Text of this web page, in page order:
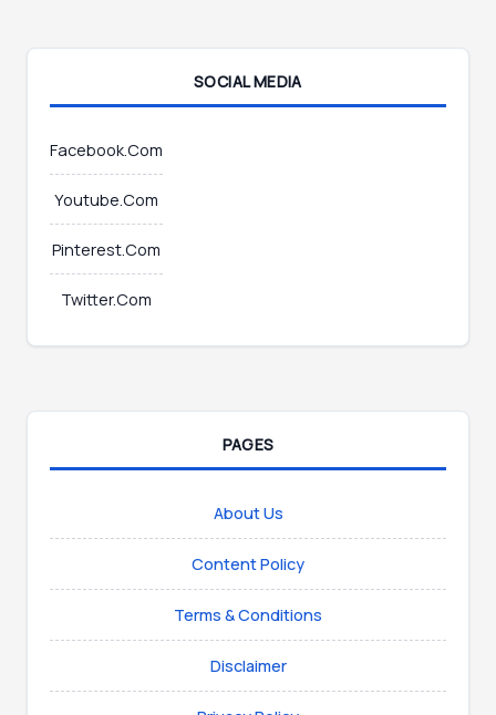
SOCIAL MEDIA
Facebook.Com
Youtube.Com
Pinterest.Com
Twitter.Com
PAGES
About Us
Content Policy
Terms & Conditions
Disclaimer